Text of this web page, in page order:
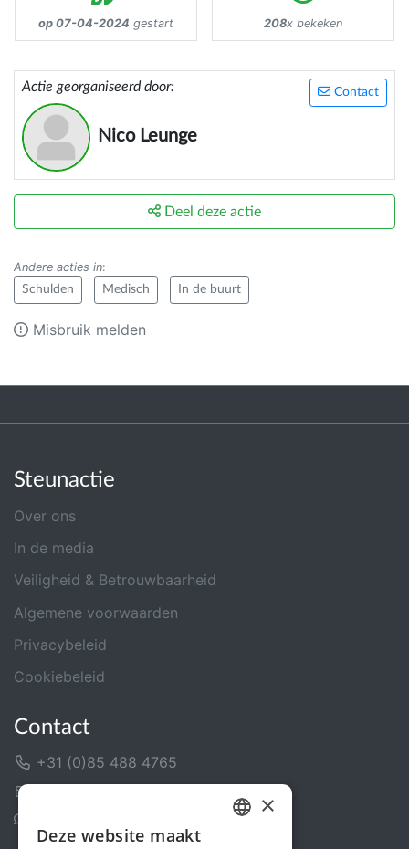
op 07-04-2024 gestart 208x bekeken
Contact
Actie georganiseerd door:
Nico Leunge
Deel deze actie
Andere acties in:
Schulden Medisch In de buurt
Misbruik melden
Steunactie
Over ons
In de media
Veiligheid & Betrouwbaarheid
Algemene voorwaarden
Privacybeleid
Cookiebeleid
Contact
+31 (0)85 488 4765
×
Deze website maakt